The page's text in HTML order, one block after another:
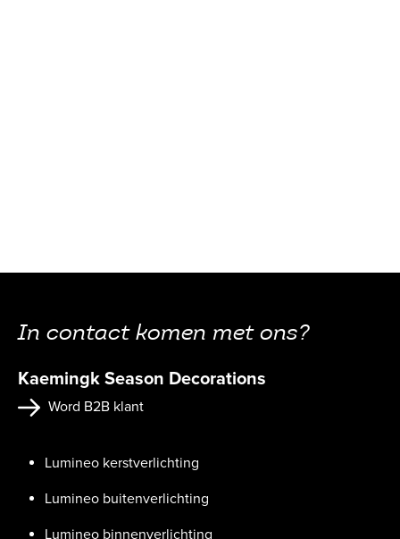
In contact komen met ons?
Kaemingk Season Decorations
Word B2B klant
Lumineo kerstverlichting
Lumineo buitenverlichting
Lumineo binnenverlichting